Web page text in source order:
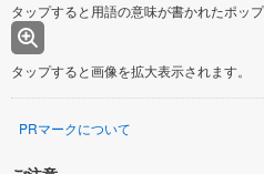
タップすると用語の意味が書かれたポップ
タップすると画像を拡大表示されます。
PRマークについて